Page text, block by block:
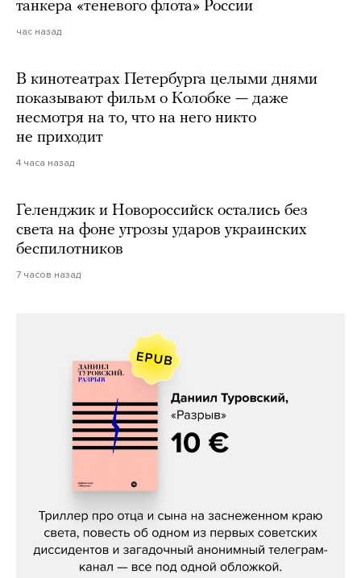
танкера «теневого флота» России
час назад
В кинотеатрах Петербурга целыми днями
показывают фильм о Колобке — даже
несмотря на то, что на него никто
не приходит
4 часа назад
Геленджик и Новороссийск остались без
света на фоне угрозы ударов украинских
беспилотников
7 часов назад
Даниил Туровский, «Разрыв»